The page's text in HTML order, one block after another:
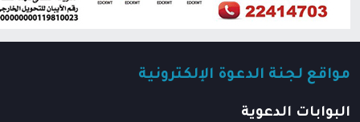
مواقع لجنة الدعوة الإلكترونية
البوابات الدعوية